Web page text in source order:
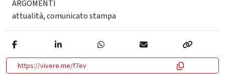
ARGOMENTI
attualità,comunicato stampa
https://vivere.me/f7ev